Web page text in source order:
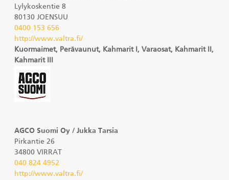
Lylykoskentie 8
80130 JOENSUU
0400 153 656
http://www.valtra.fi/
Kuormaimet, Perävaunut, Kahmarit I, Varaosat, Kahmarit II,
Kahmarit III
AGCO Suomi Oy / Jukka Tarsia
Pirkantie 26
34800 VIRRAT
040 824 4952
http://www.valtra.fi/